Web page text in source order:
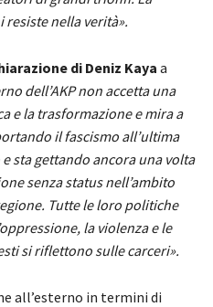
nella verità».
di Deniz Kaya a
dell’AKP non accetta una
e la trasformazione e mira a
il fascismo all’ultima
sta gettando ancora una volta
senza status nell’ambito
Tutte le loro politiche
la violenza e le
si riflettono sulle carceri».
all’esterno in termini di